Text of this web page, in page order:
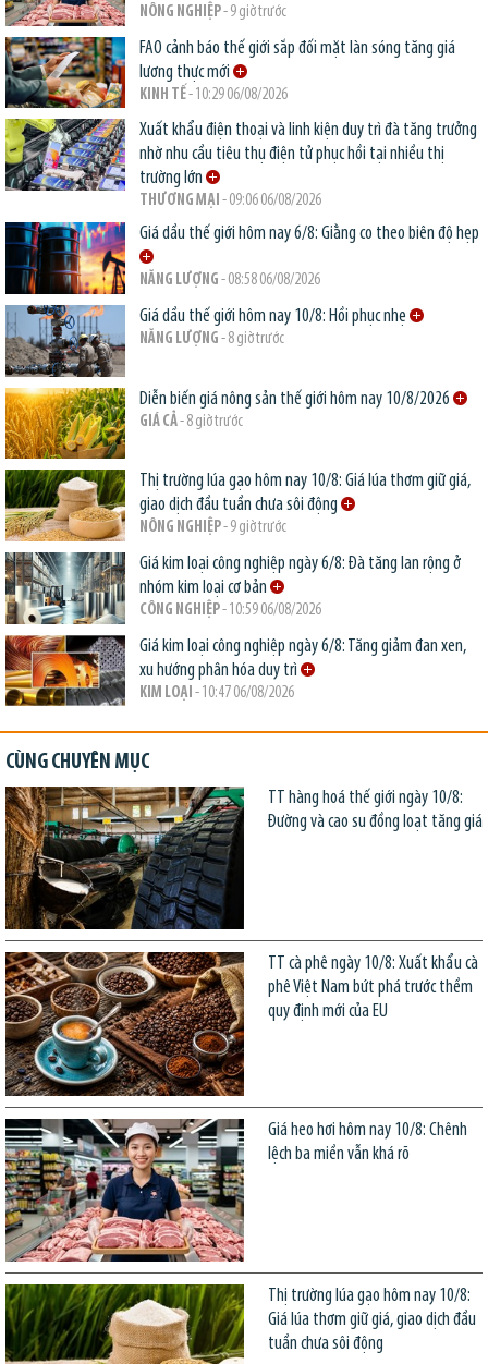
NÔNG NGHIỆP- 9 giờ trước
FAO cảnh báo thế giới sắp đối mặt làn sóng tăng giá
lương thực mới
KINH TẾ- 10:29 06/08/2026
Xuất khẩu điện thoại và linh kiện duy trì đà tăng trưởng
nhờ nhu cầu tiêu thụ điện tử phục hồi tại nhiều thị
trường lớn
THƯƠNG MẠI - 09:06 06/08/2026
Giá dầu thế giới hôm nay 6/8: Giằng co theo biên độ hẹp
NĂNG LƯỢNG - 08:58 06/08/2026
Giá dầu thế giới hôm nay 10/8: Hồi phục nhẹ
NĂNG LƯỢNG - 8 giờ trước
Diễn biến giá nông sản thế giới hôm nay 10/8/2026
GIÁ CẢ- 8 giờ trước
Thị trường lúa gạo hôm nay 10/8: Giá lúa thơm giữ giá,
giao dịch đầu tuần chưa sôi động
NÔNG NGHIỆP- 9 giờ trước
Giá kim loại công nghiệp ngày 6/8: Đà tăng lan rộng ở
nhóm kim loại cơ bản
CÔNG NGHIỆP- 10:59 06/08/2026
Giá kim loại công nghiệp ngày 6/8: Tăng giảm đan xen,
xu hướng phân hóa duy trì
KIM LOẠI - 10:47 06/08/2026
CÙNG CHUYÊN MỤC
TT hàng hoá thế giới ngày 10/8:
Đường và cao su đồng loạt tăng giá
TT cà phê ngày 10/8: Xuất khẩu cà
phê Việt Nam bứt phá trước thềm
quy định mới của EU
Giá heo hơi hôm nay 10/8: Chênh
lệch ba miền vẫn khá rõ
Thị trường lúa gạo hôm nay 10/8:
Giá lúa thơm giữ giá, giao dịch đầu
tuần chưa sôi động